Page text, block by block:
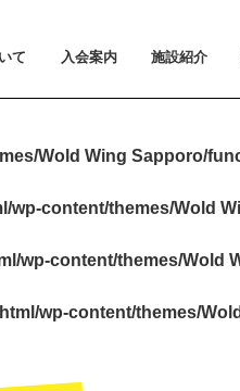
て 入会案内
入会案内
料金とお支払い方法につい
体験会とトライアルプラン
ビジター利用のご案内
会員規約
施設紹介
施設紹介
設置マシンの
アクセス
スタッフ紹介
Wold Wing Sapporo/
content/themes/Wold
wp-content/themes/Wold
wp-content/themes/